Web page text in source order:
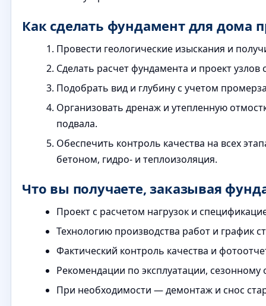
Как сделать фундамент для дома
Провести геологические изыскания и
Сделать расчет фундамента и проект
Подобрать вид и глубину с учетом
Организовать дренаж и утепленную
подвала.
Обеспечить контроль качества на всех
бетоном, гидро- и теплоизоляция.
Что вы получаете, заказывая
Проект с расчетом нагрузок и
Технологию производства работ и график
Фактический контроль качества и
Рекомендации по эксплуатации,
При необходимости — демонтаж и снос